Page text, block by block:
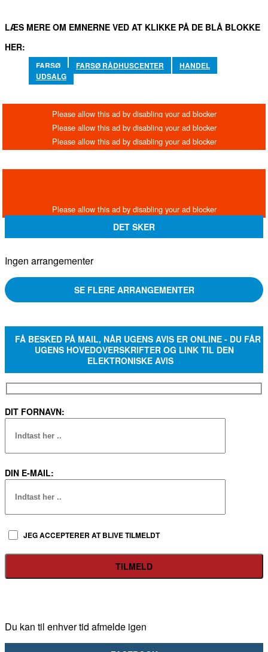
LÆS MERE OM EMNERNE VED AT KLIKKE PÅ DE BLÅ BLOKKE
HER:
FARSØ FARSØ RÅDHUSCENTER
HANDEL
UDSALG
DET SKER
Ingen arrangementer
SE FLERE ARRANGEMENTER
FÅ BESKED PÅ MAIL, NÅR UGENS AVIS ER ONLINE - DU FÅR
UGENS HOVEDOVERSKRIFTER OG LINK TIL DEN
ELEKTRONISKE AVIS
DIT FORNAVN:
DIN E-MAIL:
JEG ACCEPTERER AT BLIVE TILMELDT
Du kan til enhver tid afmelde igen